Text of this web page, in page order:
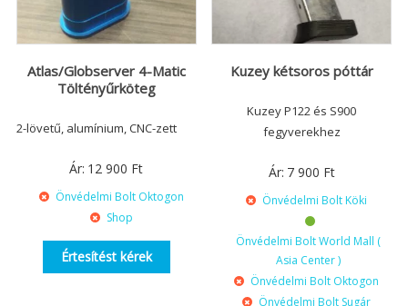
Atlas/Globserver 4-Matic
Töltényűrköteg
2-lövetű, alumínium, CNC-zett
Ár: 12 900 Ft
Önvédelmi Bolt Oktogon
Shop
Értesítést kérek
Kuzey kétsoros póttár
Kuzey P122 és S900
fegyverekhez
Ár: 7 900 Ft
Önvédelmi Bolt Köki
Önvédelmi Bolt World Mall (
Asia Center )
Önvédelmi Bolt Oktogon
Önvédelmi Bolt Sugár